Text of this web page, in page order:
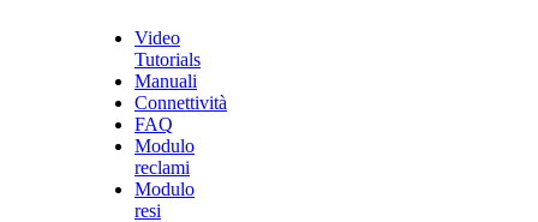
Video
Tutorials
Manuali
Connettività
FAQ
Modulo
reclami
Modulo
resi